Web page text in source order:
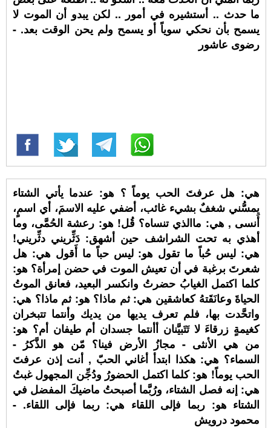
ما حدث .. أستشيره في أمور .. لكن يبدو أن الموت لا
يسمح بأن نحكي سوياً أو يسمح ولم يحن الوقت بعد. -
رضوى عاشور
هي: هل عرفتَ الحب يوماً ؟ هو: عندما يأتي الشتاء
يمسُّني شغفٌ بشيء غائب، أضفي عليه الاسمَ، أي اسمٍ،
أَنسى , هي: ماالذي تنساه؟ قُل! هو: رعشة الحُمَّى، وما
أهذي به تحت الشراشف حين أشهق: دَثِّريني دثِّريني!
هي: ليس حُباً ما تقول هو: ليس حباً ما أَقول هي: هل
شعرتَ برغبة في أن تعيش الموت في حضن إمرأة؟ هو:
كلما اكتمل الغيابُ حضرتُ وانكسر البعيد، فعانق الموتُ
الحياةَ وعانَقَتهُ كعاشقين هي: ثم ماذا؟ هو: ثم ماذا؟ هي:
واتحَّدت بها، فلم تعرف يديها من يديك وأنتما تتبخران
كغيمةٍ زرقاءَ لا تَتَبيَّنان أأنتما جسدان أم طيفان أم؟ هو:
من هي الأنثى - مجازُ الأرض فينا؟ مّن هو الذَّكرُ -
السماء؟ هي: هكذا ابتدأ أغاني الحبّ , أنت إذن عرفتَ
الحب يوماً! هو: كلما اكتمل الحضورُ ودُجِّن المجهول غبتُ
هي: إنه فصل الشتاء، ورُبَّما أصبحتُ ماضيكَ المفضل في
الشتاء هو: ربما فإلى اللقاء هي: ربما فإلى اللقاء. -
محمود درويش